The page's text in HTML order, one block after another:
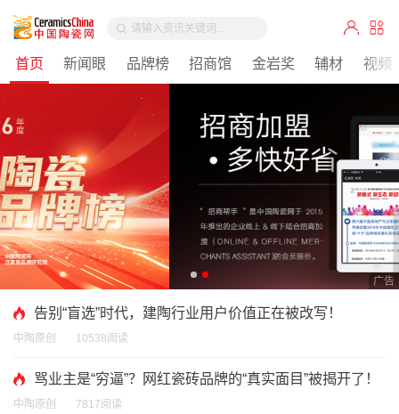
首页 新闻眼 品牌榜 招商馆 金岩奖 辅材 视频
告别“盲选”时代，建陶行业用户价值正在被改写！
中陶原创 10538阅读
骂业主是“穷逼”？网红瓷砖品牌的“真实面目”被揭开了！
中陶原创 7817阅读